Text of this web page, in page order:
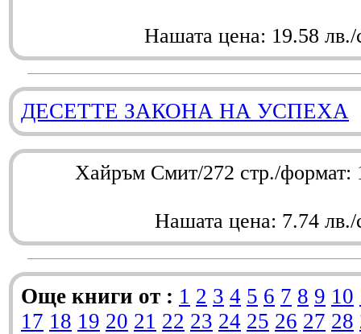
Нашата цена: 19.58 лв./
ДЕСЕТТЕ ЗАКОНА НА УСПЕХА
Хайръм Смит/272 стр./
Нашата цена: 7.74 лв./
Още книги от : 1 2 3 4 5 6 7 8 9 10
17 18 19 20 21 22 23 24 25 26 27 28